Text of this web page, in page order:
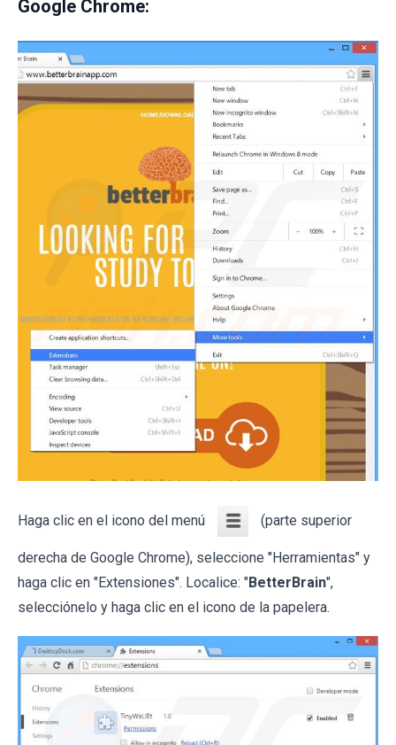
Google Chrome:
Haga clic en el icono del menú (parte superior
derecha de Google Chrome), seleccione "Herramientas" y
haga clic en "Extensiones". Localice: "BetterBrain",
selecciónelo y haga clic en el icono de la papelera.